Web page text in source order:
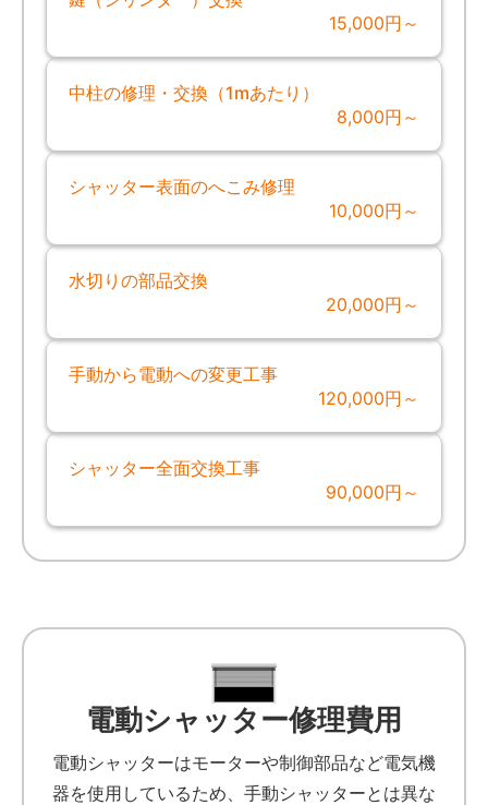
15,000円～
中柱の修理・交換（1mあたり）
8,000円～
シャッター表面のへこみ修理
10,000円～
水切りの部品交換
20,000円～
手動から電動への変更工事
120,000円～
シャッター全面交換工事
90,000円～
電動シャッター修理費用
電動シャッターはモーターや制御部品など電気機
器を使用しているため、手動シャッターとは異な